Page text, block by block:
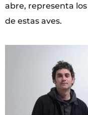
abre, representa
de estas aves.